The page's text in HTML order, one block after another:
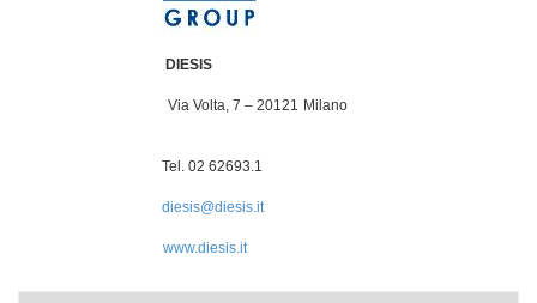
DIESIS
Via Volta, 7 – 20121 Milano
Tel. 02 62693.1
diesis@diesis.it
www.diesis.it